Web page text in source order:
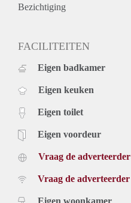
Bezichtiging
FACILITEITEN
Eigen badkamer
Eigen keuken
Eigen toilet
Eigen voordeur
Vraag de adverteerder
Vraag de adverteerder
Eigen woonkamer